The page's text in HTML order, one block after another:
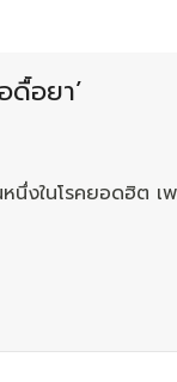
ดื้อยา’
นึ่งในโรคยอดฮิต เพ